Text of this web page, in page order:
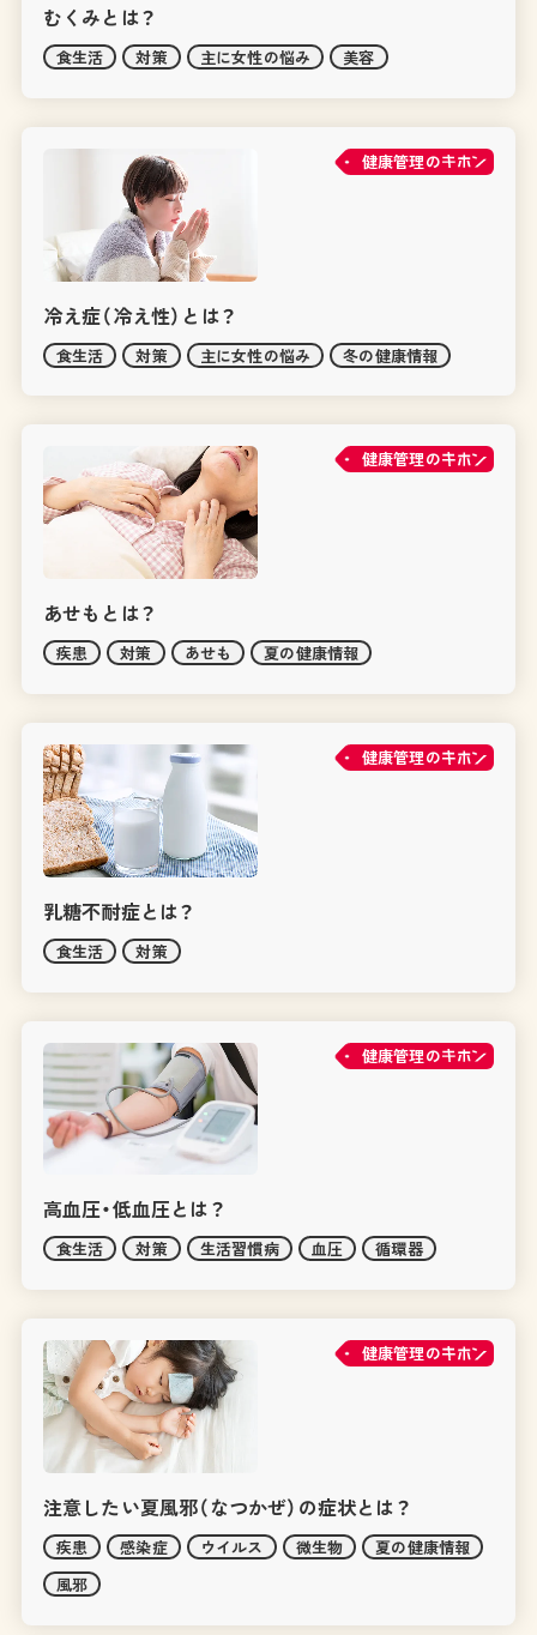
むくみとは？
食生活 対策 主に女性の悩み 美容
健康管理の
冷え症（冷え性）とは？
食生活 対策 主に女性の悩み 冬の健康情報
健康管理の
あせもとは？
疾患 対策 あせも 夏の健康情報
健康管理の
乳糖不耐症とは？
食生活 対策
健康管理の
高血圧・低血圧とは？
食生活 対策 生活習慣病 血圧 循環器
健康管理の
注意したい夏風邪（なつかぜ）の症状とは？
疾患 感染症 ウイルス 微生物
夏の健康情報
風邪